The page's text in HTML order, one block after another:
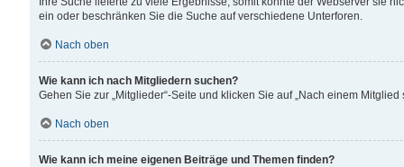
ein oder beschränken Sie die Suche auf verschiedene Unterforen.
Nach oben
Wie kann ich nach Mitgliedern suchen?
Gehen Sie zur „Mitglieder“-Seite und klicken Sie auf „Nach einem Mitglied
Nach oben
Wie kann ich meine eigenen Beiträge und Themen finden?